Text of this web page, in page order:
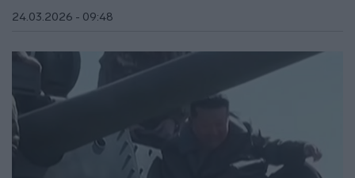
24.03.2026 - 09:48